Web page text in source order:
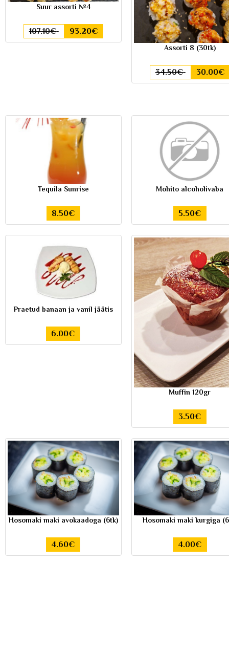
Suur assorti №4
107.10€ 93.20€
Assorti 8 (30tk)
34.50€ 30.00€
Tequila Sunrise
8.50€
Mohito alcoholivaba
5.50€
Praetud banaan ja vanil jäätis
6.00€
Muffin 120gr
3.50€
Hosomaki maki avokaadoga (6tk)
4.60€
Hosomaki maki kurgiga
4.00€